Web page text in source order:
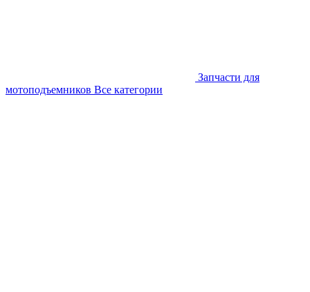
Запчасти для
мотоподъемников Все категории